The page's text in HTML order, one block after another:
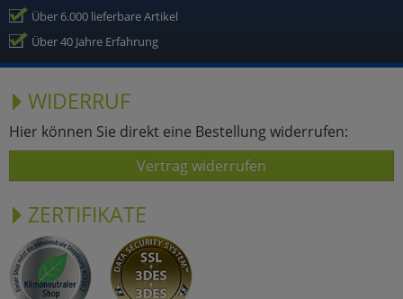
Über 6.000 lieferbare Artikel
Über 40 Jahre Erfahrung
WIDERRUF
Hier können Sie direkt eine Bestellung widerrufen:
Vertrag widerrufen
ZERTIFIKATE